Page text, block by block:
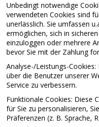
Unbedingt notwendige
verwendeten Cookies sind
unerlässlich. Sie umfassen
ermöglichen, sich in
einzuloggen oder mehrere
bevor Sie mit der Zahlung
Analyse-/Leistungs-
über die Benutzer unserer
Service zu verbessern.
Funktionale Cookies: Diese
für Sie zu personalisieren,
Präferenzen (z. B. Sprache,